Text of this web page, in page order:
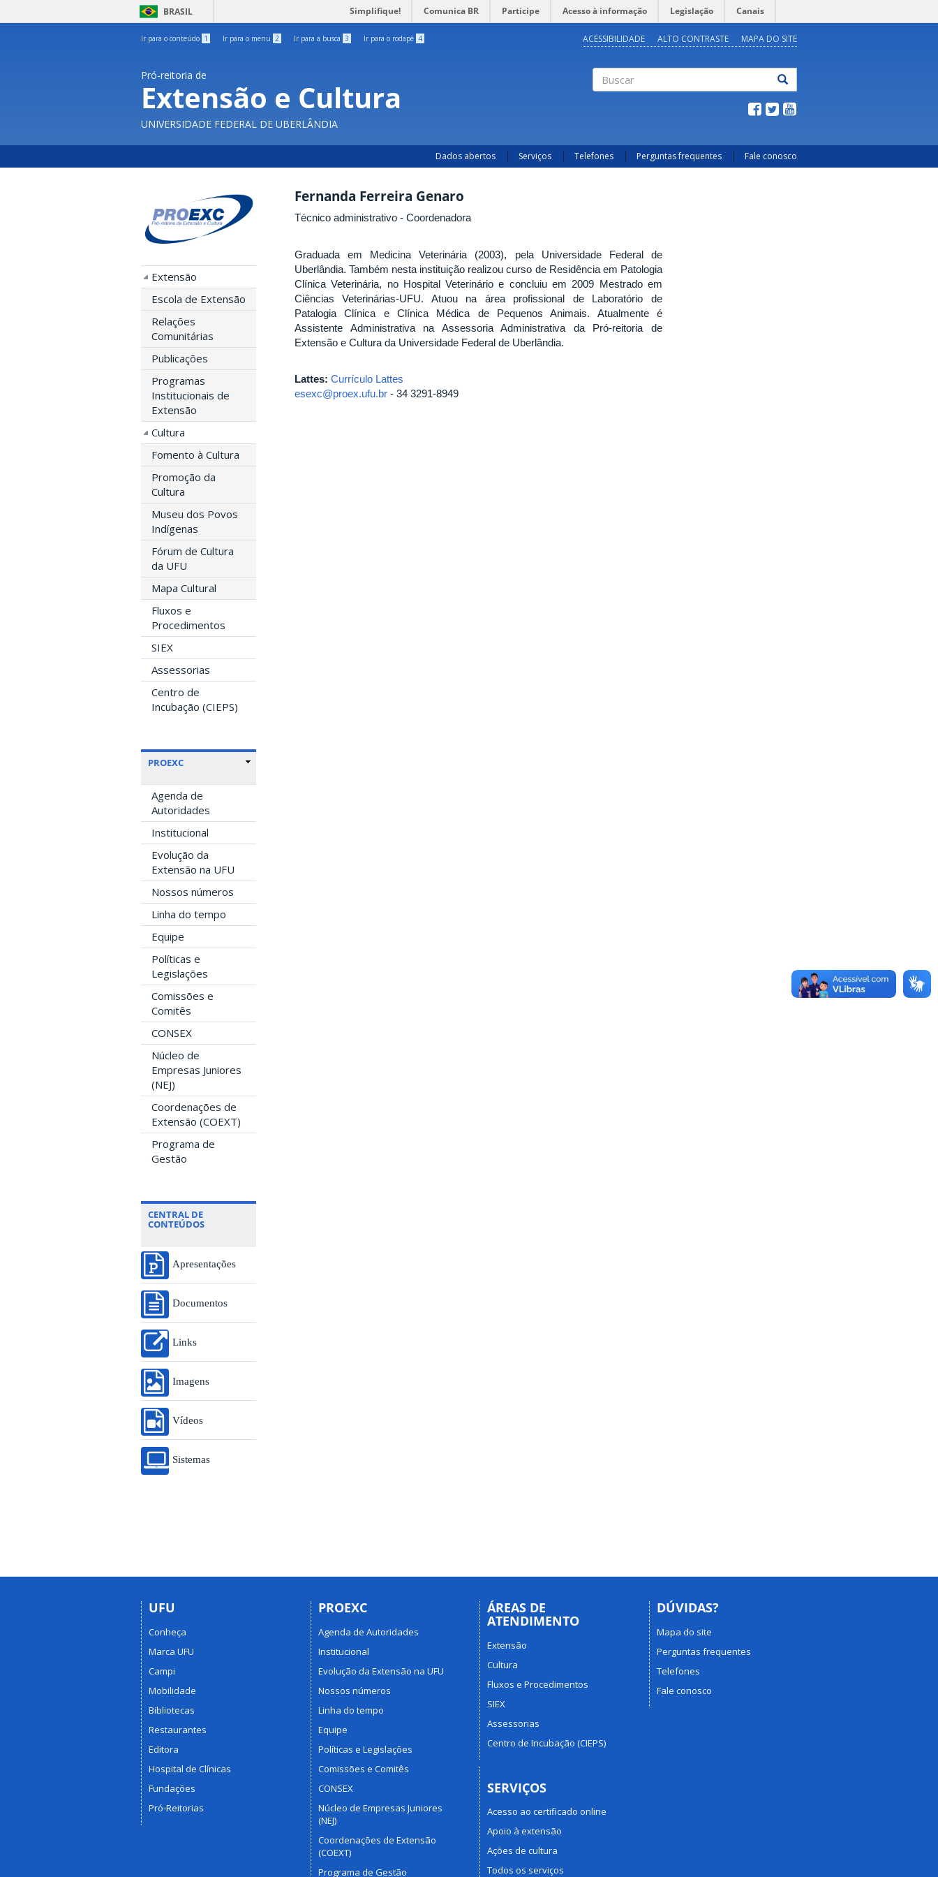
BRASIL Simplifique! Comunica BR Participe Acesso à informação Legislação Canais
Ir para o conteúdo 1 Ir para o menu 2 Ir para a busca 3 Ir para o rodapé 4 ACESSIBILIDADE ALTO CONTRASTE MAPA DO SITE
Pró-reitoria de
Extensão e Cultura
UNIVERSIDADE FEDERAL DE UBERLÂNDIA
Dados abertos Serviços Telefones Perguntas frequentes Fale conosco
Extensão
Escola de Extensão
Relações
Comunitárias
Publicações
Programas
Institucionais de
Extensão
Cultura
Fomento à Cultura
Promoção da
Cultura
Museu dos Povos
Indígenas
Fórum de Cultura
da UFU
Mapa Cultural
Fluxos e
Procedimentos
SIEX
Assessorias
Centro de
Incubação (CIEPS)
PROEXC
Agenda de
Autoridades
Institucional
Evolução da
Extensão na UFU
Nossos números
Linha do tempo
Equipe
Políticas e
Legislações
Comissões e
Comitês
CONSEX
Núcleo de
Empresas Juniores
(NEJ)
Coordenações de
Extensão (COEXT)
Programa de
Gestão
CENTRAL DE
CONTEÚDOS
Apresentações
Documentos
Links
Imagens
Vídeos
Sistemas
Fernanda Ferreira Genaro
Técnico administrativo - Coordenadora
Graduada em Medicina Veterinária (2003), pela Universidade Federal de
Uberlândia. Também nesta instituição realizou curso de Residência em Patologia
Clínica Veterinária, no Hospital Veterinário e concluiu em 2009 Mestrado em
Ciências Veterinárias-UFU. Atuou na área profissional de Laboratório de
Patalogia Clínica e Clínica Médica de Pequenos Animais. Atualmente é
Assistente Administrativa na Assessoria Administrativa da Pró-reitoria de
Extensão e Cultura da Universidade Federal de Uberlândia.
Lattes: Currículo Lattes
esexc@proex.ufu.br - 34 3291-8949
UFU
Conheça
Marca UFU
Campi
Mobilidade
Bibliotecas
Restaurantes
Editora
Hospital de Clínicas
Fundações
Pró-Reitorias
PROEXC
Agenda de Autoridades
Institucional
Evolução da Extensão na UFU
Nossos números
Linha do tempo
Equipe
Políticas e Legislações
Comissões e Comitês
CONSEX
Núcleo de Empresas Juniores
(NEJ)
Coordenações de Extensão
(COEXT)
Programa de Gestão
ÁREAS DE
ATENDIMENTO
Extensão
Cultura
Fluxos e Procedimentos
SIEX
Assessorias
Centro de Incubação (CIEPS)
SERVIÇOS
Acesso ao certificado online
Apoio à extensão
Ações de cultura
Todos os serviços
DÚVIDAS?
Mapa do site
Perguntas frequentes
Telefones
Fale conosco